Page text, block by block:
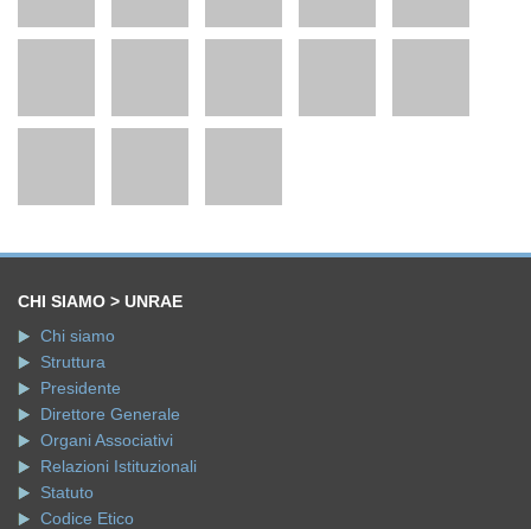
CHI SIAMO > UNRAE
Chi siamo
Struttura
Presidente
Direttore Generale
Organi Associativi
Relazioni Istituzionali
Statuto
Codice Etico